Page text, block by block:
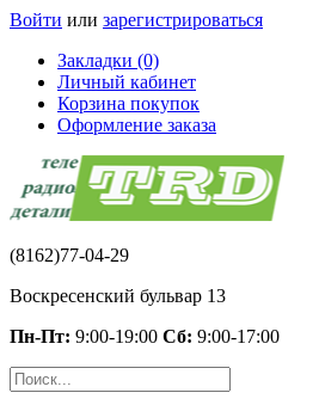
Войти или зарегистрироваться
Закладки (0)
Личный кабинет
Корзина покупок
Оформление заказа
(8162)77-04-29
Воскресенский бульвар 13
Пн-Пт: 9:00-19:00 Сб: 9:00-17:00